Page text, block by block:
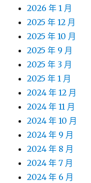
2026 年 1 月
2025 年 12 月
2025 年 10 月
2025 年 9 月
2025 年 3 月
2025 年 1 月
2024 年 12 月
2024 年 11 月
2024 年 10 月
2024 年 9 月
2024 年 8 月
2024 年 7 月
2024 年 6 月